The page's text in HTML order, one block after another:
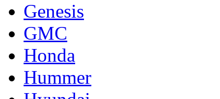
Genesis
GMC
Honda
Hummer